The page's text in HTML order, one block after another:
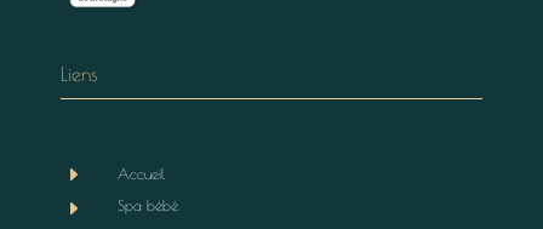
Liens
E Accueil
E Spa bébé